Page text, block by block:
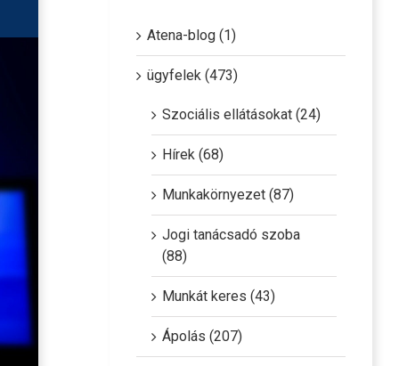
Atena-blog (1)
ügyfelek (473)
Szociális ellátásokat (24)
Hírek (68)
Munkakörnyezet (87)
Jogi tanácsadó szoba
(88)
Munkát keres (43)
Ápolás (207)